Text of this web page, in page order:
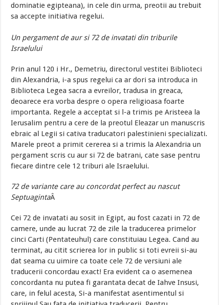
dominatie egipteana), in cele din urma, preotii au trebuit
sa accepte initiativa regelui.
Un pergament de aur si 72 de invatati din triburile
Israelului
Prin anul 120 i Hr., Demetriu, directorul vestitei Biblioteci
din Alexandria, i-a spus regelui ca ar dori sa introduca in
Biblioteca Legea sacra a evreilor, tradusa in greaca,
deoarece era vorba despre o opera religioasa foarte
importanta. Regele a acceptat si l-a trimis pe Aristeea la
Ierusalim pentru a cere de la preotul Eleazar un manuscris
ebraic al Legii si cativa traducatori palestinieni specializati.
Marele preot a primit cererea si a trimis la Alexandria un
pergament scris cu aur si 72 de batrani, cate sase pentru
fiecare dintre cele 12 triburi ale Israelului.
72 de variante care au concordat perfect au nascut
SeptuagintaÂ
Cei 72 de invatati au sosit in Egipt, au fost cazati in 72 de
camere, unde au lucrat 72 de zile la traducerea primelor
cinci Carti (Pentateuhul) care constituiau Legea. Cand au
terminat, au citit scrierea lor in public si toti evreii si-au
dat seama cu uimire ca toate cele 72 de versiuni ale
traducerii concordau exact! Era evident ca o asemenea
concordanta nu putea fi garantata decat de Iahve Insusi,
care, in felul acesta, Si-a manifestat asentimentul si